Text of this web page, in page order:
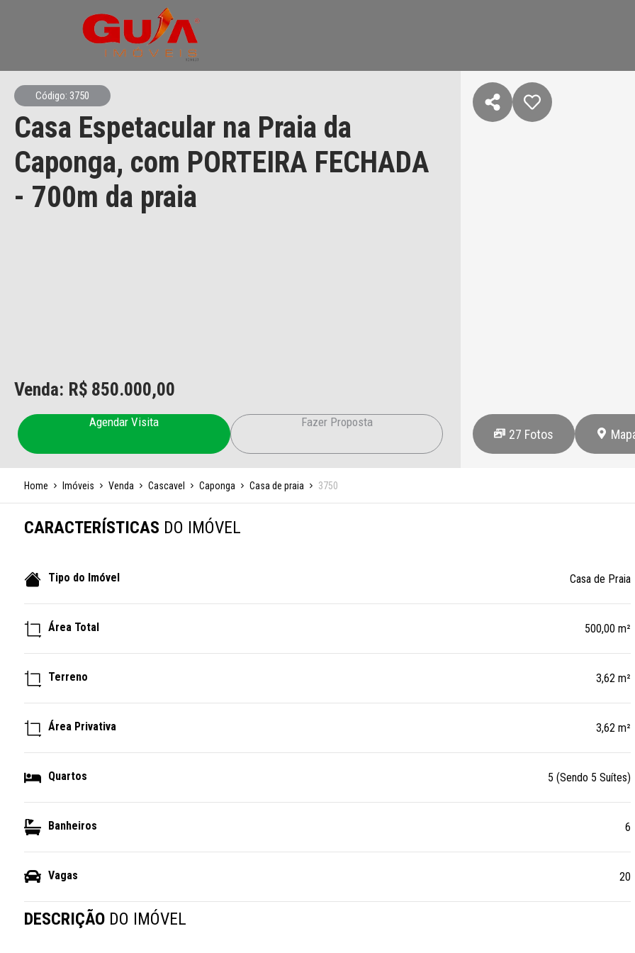
Código: 3750
Casa Espetacular na Praia da
Caponga, com PORTEIRA FECHADA
- 700m da praia
Venda: R$ 850.000,00
Agendar Visita Fazer Proposta
27 Fotos
Home Imóveis Venda Cascavel Caponga Casa de praia 3750
CARACTERÍSTICAS DO IMÓVEL
Tipo do Imóvel Casa de Praia
Área Total 500,00 m²
Terreno 3,62 m²
Área Privativa 3,62 m²
Quartos 5 (Sendo 5 Suítes)
Banheiros 6
Vagas 20
DESCRIÇÃO DO IMÓVEL